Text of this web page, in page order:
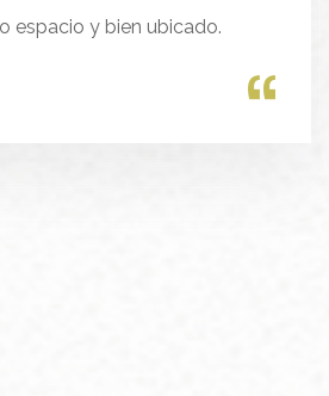
espacio y bien ubicado.